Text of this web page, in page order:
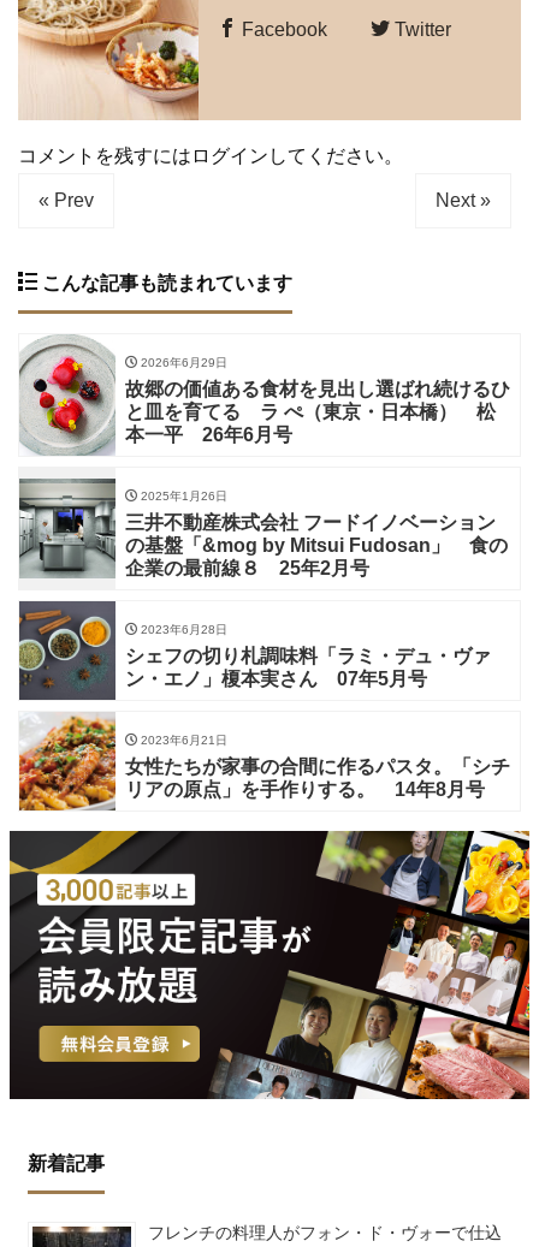
Facebook Twitter
コメントを残すにはログインしてください。
« Prev Next »
こんな記事も読まれています
2026年6月29日
故郷の価値ある食材を見出し選ばれ続けるひ
と皿を育てる ラ ぺ（東京・日本橋） 松
本一平 26年6月号
2025年1月26日
三井不動産株式会社 フードイノベーション
の基盤「&mog by Mitsui Fudosan」 食の
企業の最前線８ 25年2月号
2023年6月28日
シェフの切り札調味料「ラミ・デュ・ヴァ
ン・エノ」榎本実さん 07年5月号
2023年6月21日
女性たちが家事の合間に作るパスタ。「シチ
リアの原点」を手作りする。 14年8月号
新着記事
フレンチの料理人がフォン・ド・ヴォーで仕込